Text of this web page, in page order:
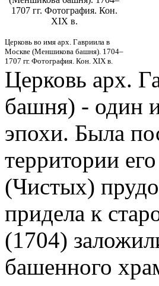
1707 гг. Фотография. Кон.
XIX в.
Церковь во имя арх. Гавриила в
Москве (Меншикова башня). 1704–
1707 гг. Фотография. Кон. XIX в.
Церковь арх.
башня) - один
эпохи. Была
территории
(Чистых)
придела к
(1704)
башенного